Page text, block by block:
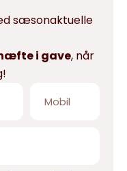
sæsonaktuelle
i gave, når